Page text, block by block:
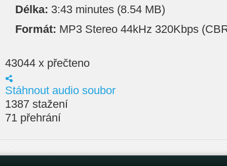
Délka: 3:43 minutes (8.54 MB)
Formát: MP3 Stereo 44kHz 320Kbps
43044 x přečteno
Stáhnout audio soubor
1387 stažení
71 přehrání